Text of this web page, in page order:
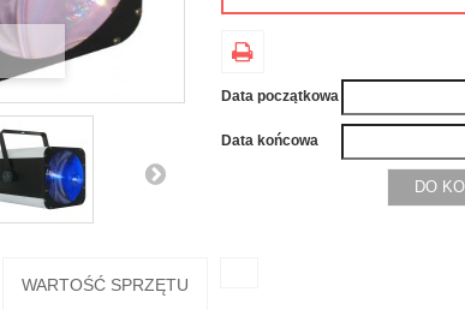
Data początkowa
Data końcowa
DO
WARTOŚĆ SPRZĘTU